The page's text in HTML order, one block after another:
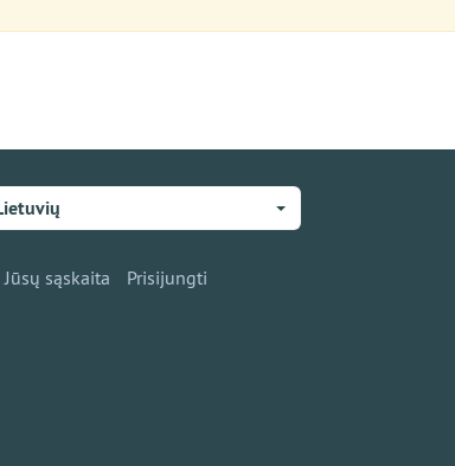
Jūsų sąskaita Prisijungti